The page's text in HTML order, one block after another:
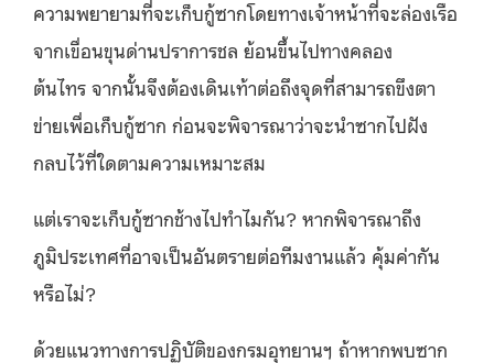
ความพยายามที่จะเก็บกู้ซากโดยทางเจ้าหน้าที่จะล่องเรือ
จากเขื่อนขุนด่านปราการชล ย้อนขึ้นไปทางคลอง
ต้นไทร จากนั้นจึงต้องเดินเท้าต่อถึงจุดที่สามารถขึงตา
ข่ายเพื่อเก็บกู้ซาก ก่อนจะพิจารณาว่าจะนำซากไปฝัง
กลบไว้ที่ใดตามความเหมาะสม
แต่เราจะเก็บกู้ซากช้างไปทำไมกัน? หากพิจารณาถึง
ภูมิประเทศที่อาจเป็นอันตรายต่อทีมงานแล้ว คุ้มค่ากัน
หรือไม่?
ด้วยแนวทางการปฏิบัติของกรมอุทยานฯ ถ้าหากพบซาก